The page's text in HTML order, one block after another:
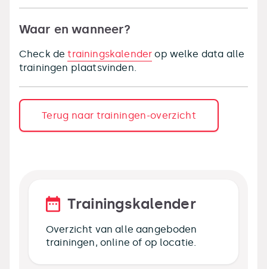
Waar en wanneer?
Check detrainingskalender op welke data alle
trainingen plaatsvinden.
Terug naar trainingen-overzicht
Trainingskalender
Overzicht van alle aangeboden
trainingen, online of op locatie.